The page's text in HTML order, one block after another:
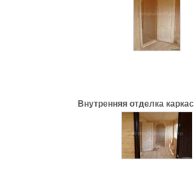
Внутренняя отделка